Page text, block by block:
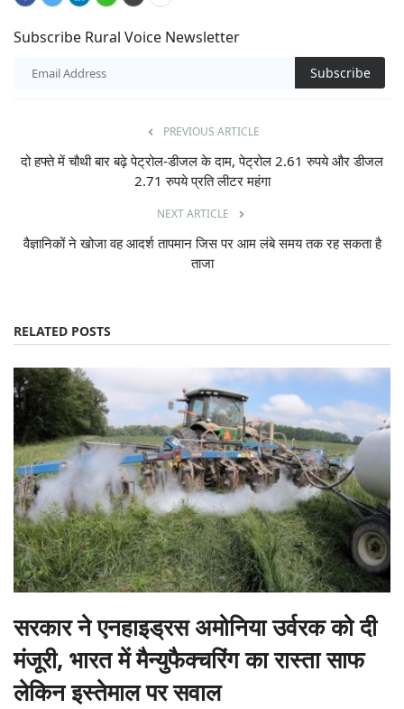
Subscribe Rural Voice Newsletter
Subscribe
PREVIOUS ARTICLE
दो हफ्ते में चौथी बार बढ़े पेट्रोल-डीजल के दाम, पेट्रोल 2.61 रुपये और डीजल
2.71 रुपये प्रति लीटर महंगा
NEXT ARTICLE
वैज्ञानिकों ने खोजा वह आदर्श तापमान जिस पर आम लंबे समय तक रह सकता है
ताजा
RELATED POSTS
सरकार ने एनहाइड्रस अमोनिया उर्वरक को दी
मंजूरी, भारत में मैन्युफैक्चरिंग का रास्ता साफ
लेकिन इस्तेमाल पर सवाल